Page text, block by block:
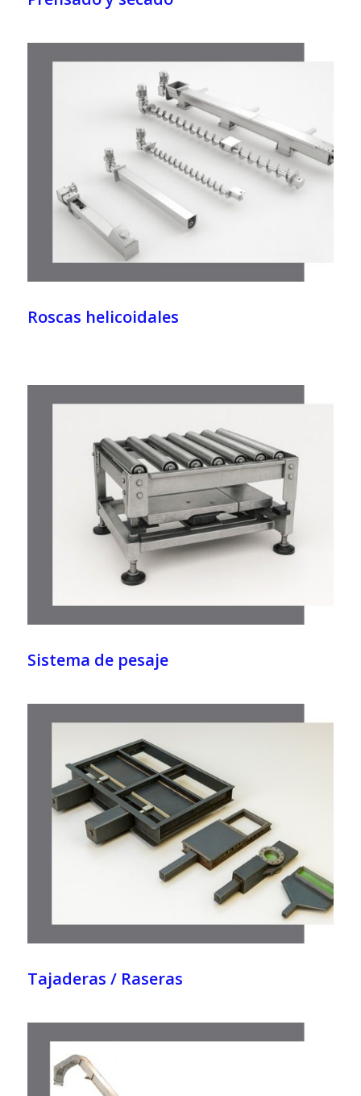
Roscas helicoidales
Sistema de pesaje
Tajaderas / Raseras